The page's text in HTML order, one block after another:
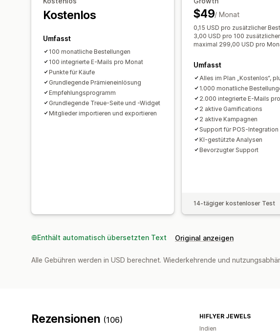
Kostenlos
Umfasst
100 monatliche Bestellungen
100 integrierte E-Mails pro Monat
Punkte für Käufe
Grundlegende Prämieneinlösung
Empfehlungsprogramm
Grundlegende Treue-Seite und -Widget
Mitglieder importieren und exportieren
$49/ Monat
0,15 USD pro zusätzlicher
3,00 USD pro 100
maximal 299,00 USD pro
Umfasst
Alles im Plan „Kostenlos“,
1.000 monatliche
2.000 integrierte E-Mails
2 aktive Gamifications
2 aktive Kampagnen
Support für POS-Integration
KI-gestützte Analysen
Bevorzugter Support
14-tägiger kostenloser Test
Enthält automatisch übersetzten Text Original anzeigen
Alle Gebühren werden in USD berechnet. Wiederkehrende und
Rezensionen (106)
HIFLYER JEWELS
Indien